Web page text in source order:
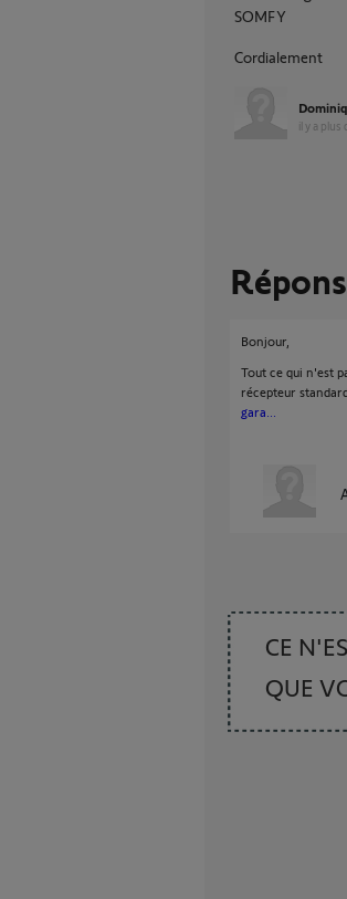
SOMFY
Cordialement
il y a
Bonjour,
Tout ce qui n'est
récepteur
gara...
CE
QUE